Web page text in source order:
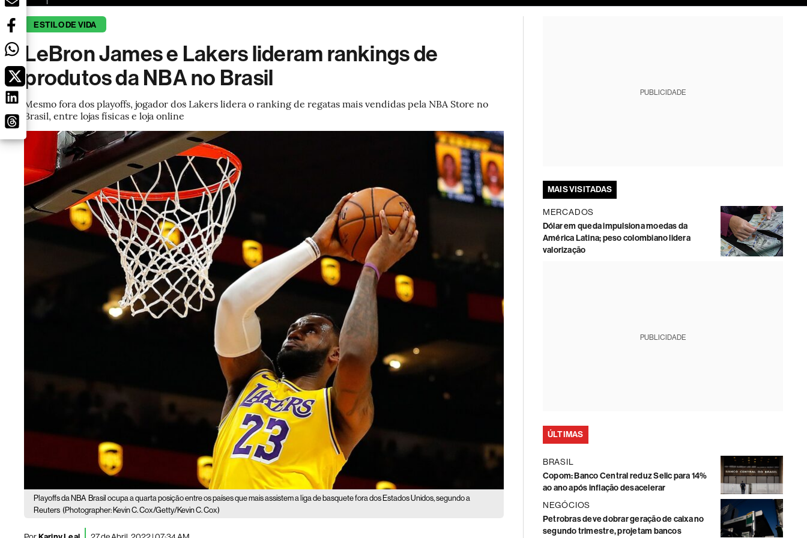
ESTILO DE VIDA
LeBron James e Lakers lideram rankings de
produtos da NBA no Brasil
Mesmo fora dos playoffs, jogador dos Lakers lidera o ranking de regatas mais vendidas pela NBA Store no
Brasil, entre lojas físicas e loja online
Playoffs da NBA Brasil ocupa a quarta posição entre os países que mais assistem a liga de basquete fora dos Estados Unidos, segundo a
Reuters (Photographer: Kevin C. Cox/Getty/Kevin C. Cox)
PUBLICIDADE
MAIS VISITADAS
MERCADOS
Dólar em queda impulsiona moedas da
América Latina; peso colombiano lidera
valorização
PUBLICIDADE
ÚLTIMAS
BRASIL
Copom: Banco Central reduz Selic para 14%
ao ano após inflação desacelerar
NEGÓCIOS
Petrobras deve dobrar geração de caixa no
segundo trimestre, projetam bancos